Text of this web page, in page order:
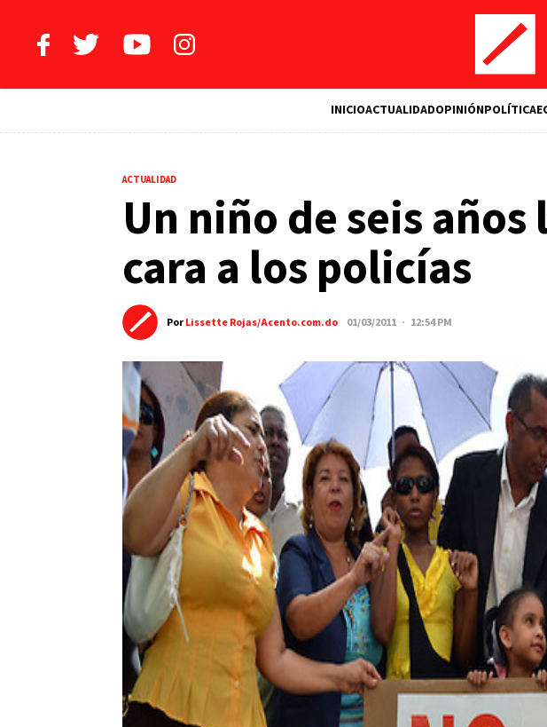
INICIOACTUALIDADOPINIÓNPOLÍTICA
ACTUALIDAD
Un niño de seis
cara a los policías
PorLissette Rojas/Acento.com.do 01/03/2011 · 12:54 PM